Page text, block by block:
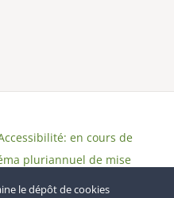
en cours de
pluriannuel de mise
droits réservés
le dépôt de cookies